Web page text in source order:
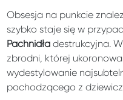
Obsesja na punkcie
szybko staje się w
Pachnidładestrukcyjna.
zbrodni, której
wydestylowanie
pochodzącego z